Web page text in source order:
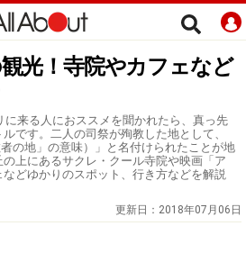
光！寺院やカフェなど
に来る人におススメを聞かれたら、真っ先
です。二人の司祭が殉教した地として、
の地」の意味）」と名付けられたことが地
上にあるサクレ・クール寺院や映画「ア
どゆかりのスポット、行き方などを解説
更新日： 2018年07月06日